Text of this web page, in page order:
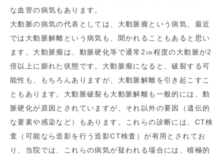
な血管の病気もあります。
大動脈の病気の代表としては、大動脈瘤という病気、最近
では大動脈解離という病気も、聞かれることもあると思い
ます。大動脈瘤は、動脈硬化等で通常2㎝程度の大動脈が2
倍以上に膨れた状態です。大動脈瘤になると、破裂する可
能性も、もちろんありますが、大動脈解離を引き起こすこ
ともあります。大動脈破裂も大動脈解離も一般的には、動
脈硬化が原因とされていますが、それ以外の要因（遺伝的
な要素や感染など）もあります。これらの診断には、CT検
査（可能なら造影を行う造影CT検査）が有用とされてお
り、当院では、これらの病気が疑われる場合には、積極的